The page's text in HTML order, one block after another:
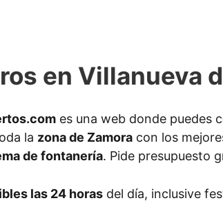
en Villanueva
es una web donde puedes
la zona de Zamora con los
de fontanería. Pide presupuesto
las 24 horas del día, inclusive